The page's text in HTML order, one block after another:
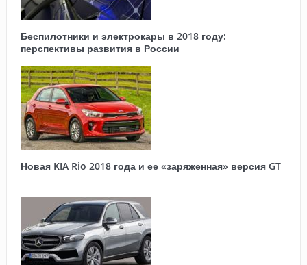
Беспилотники и электрокары в 2018 году:
перспективы развития в России
Новая KIA Rio 2018 года и ее «заряженная» версия GT